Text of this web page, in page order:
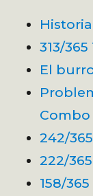
313/
El
Combo
242/
222/
158/